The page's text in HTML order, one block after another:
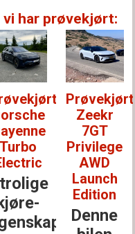
vi har prøvekjørt:
Turbo
kjøre­
Zeekr
7GT
Privilege
AWD
Launch
Edition
Denne